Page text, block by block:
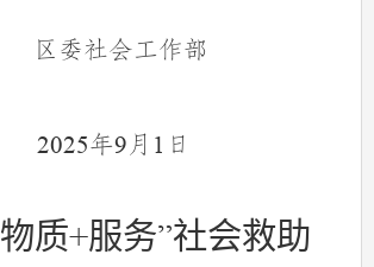
区委社会工作部
2025年9 月 1 日
物质+服务”社会救助